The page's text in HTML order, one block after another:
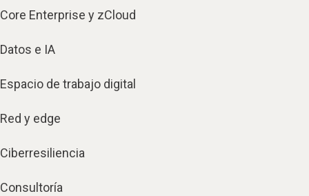
Core Enterprise y zCloud
Datos e IA
Espacio de trabajo digital
Red y edge
Ciberresiliencia
Consultoría